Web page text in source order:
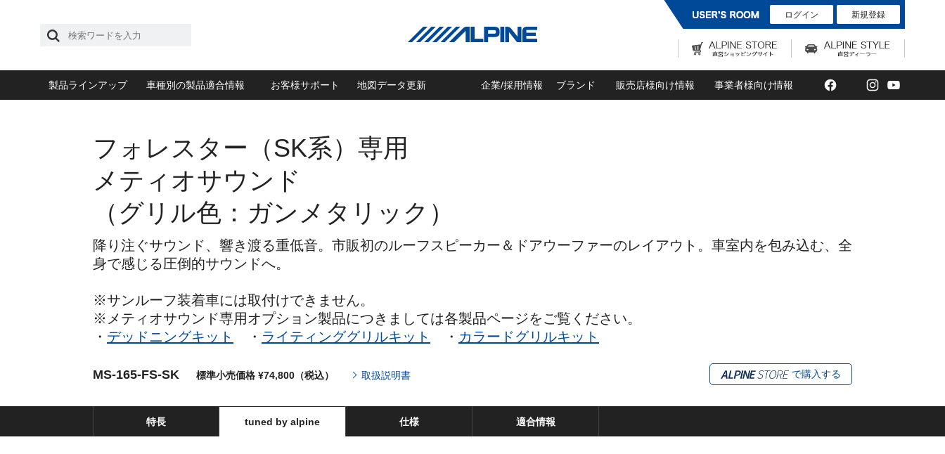
ログイン 新規登録
製品ラインアップ 車種別の製品適合情報 お客様サポート 地図データ更新 企業/採用情報 ブランド 販売店様向け情報 事業者様向け情報 Facebook
TwitterInstagram
フォレスター（SK系）専用
メティオサウンド
（グリル色：ガンメタリック）
降り注ぐサウンド、響き渡る重低音。市販初のルーフスピーカー＆ドアウーファーのレイアウト。車室内を包み込む、全
身で感じる圧倒的サウンドへ。
※サンルーフ装着車には取付けできません。
※メティオサウンド専用オプション製品につきましては各製品ページをご覧ください。
・ デッドニングキット ・ ライティンググリルキット ・ カラードグリルキット
MS-165-FS-SK 標準小売価格 ¥74,800（税込） 取扱説明書 で購入する
特長 tuned by alpine 仕様 適合情報